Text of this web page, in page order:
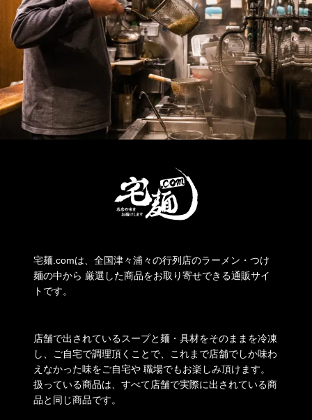
宅麺.comは、全国津々浦々の行列店のラーメン・つけ
麺の中から 厳選した商品をお取り寄せできる通販サイ
トです。
店舗で出されているスープと麺・具材をそのままを冷凍
し、ご自宅で調理頂くことで、これまで店舗でしか味わ
えなかった味をご自宅や 職場でもお楽しみ頂けます。
扱っている商品は、すべて店舗で実際に出されている商
品と同じ商品です。